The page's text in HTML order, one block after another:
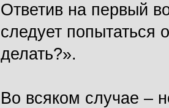
Ответив на первый
следует попытаться
делать?».
Во всяком случае –